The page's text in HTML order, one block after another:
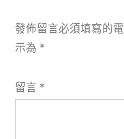
發佈留言必須填寫的
示為 *
留言 *